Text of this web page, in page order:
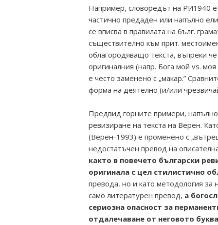
Например, словоредът на РИ1940 е
частично предаден или напълно
се вписва в правилата на бълг.
съществително към прит.
облагородяващо текста, въпреки
оригиналния (напр. Бога мой vs. моя
е често заменено с „макар.”
форма на деятелно (и/или
Предвид горните примери,
ревизиране на текста на Верен.
(Верен-1993) е променено с
недостатъчен превод на
както в повечето български
оригинала с цел стилистично
превода, но и като методология за
само литературен превод, а
сериозна опасност за
отдалечаване от неговото